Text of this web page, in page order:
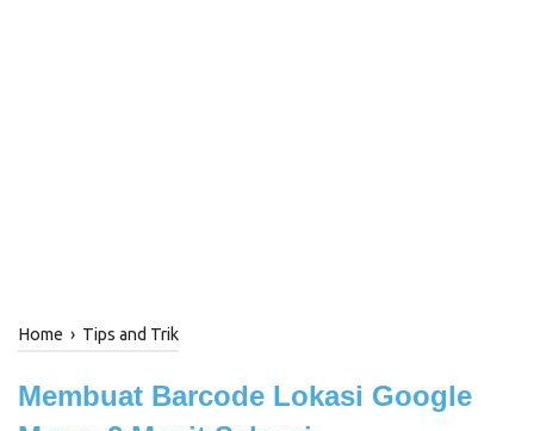
Home › Tips and Trik
Membuat Barcode Lokasi Google